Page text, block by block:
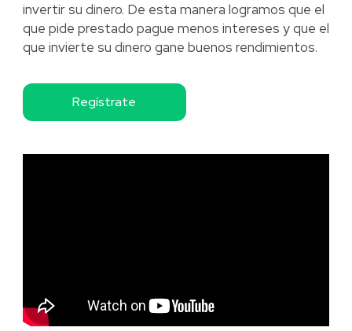
invertir su dinero. De esta manera logramos que el
que pide prestado pague menos intereses y que el
que invierte su dinero gane buenos rendimientos.
Regístrate